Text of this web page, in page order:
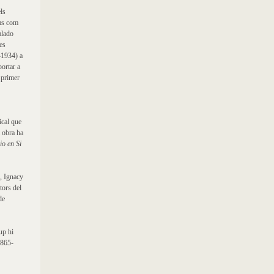
com
a
a
que
obra ha
en Si
Ignacy
del
hi